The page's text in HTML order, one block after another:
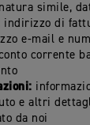
simile,
indirizzo di
e-mail e
corrente
e altri
da noi